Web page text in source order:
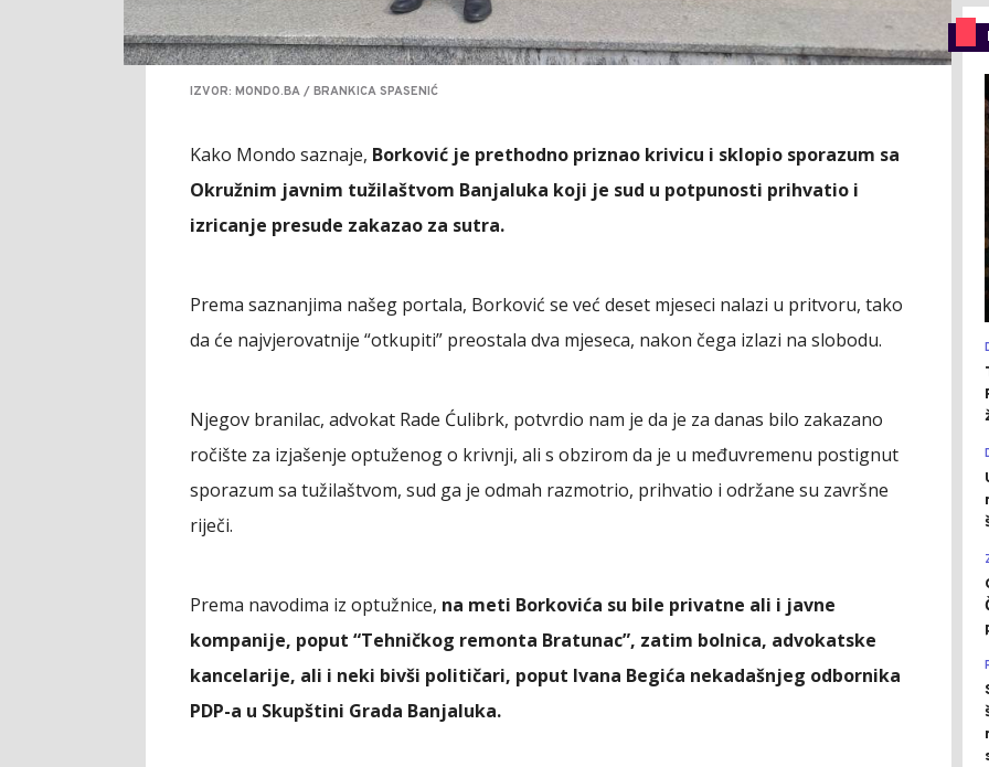
IZVOR: MONDO.BA / BRANKICA SPASENIĆ
Kako Mondo saznaje, Borković je prethodno priznao krivicu i sklopio sporazum sa
Okružnim javnim tužilaštvom Banjaluka koji je sud u potpunosti prihvatio i
izricanje presude zakazao za sutra.
Prema saznanjima našeg portala, Borković se već deset mjeseci nalazi u pritvoru, tako
da će najvjerovatnije “otkupiti” preostala dva mjeseca, nakon čega izlazi na slobodu.
Njegov branilac, advokat Rade Ćulibrk, potvrdio nam je da je za danas bilo zakazano
ročište za izjašenje optuženog o krivnji, ali s obzirom da je u međuvremenu postignut
sporazum sa tužilaštvom, sud ga je odmah razmotrio, prihvatio i održane su završne
riječi.
Prema navodima iz optužnice, na meti Borkovića su bile privatne ali i javne
kompanije, poput “Tehničkog remonta Bratunac”, zatim bolnica, advokatske
kancelarije, ali i neki bivši političari, poput Ivana Begića nekadašnjeg odbornika
PDP-a u Skupštini Grada Banjaluka.